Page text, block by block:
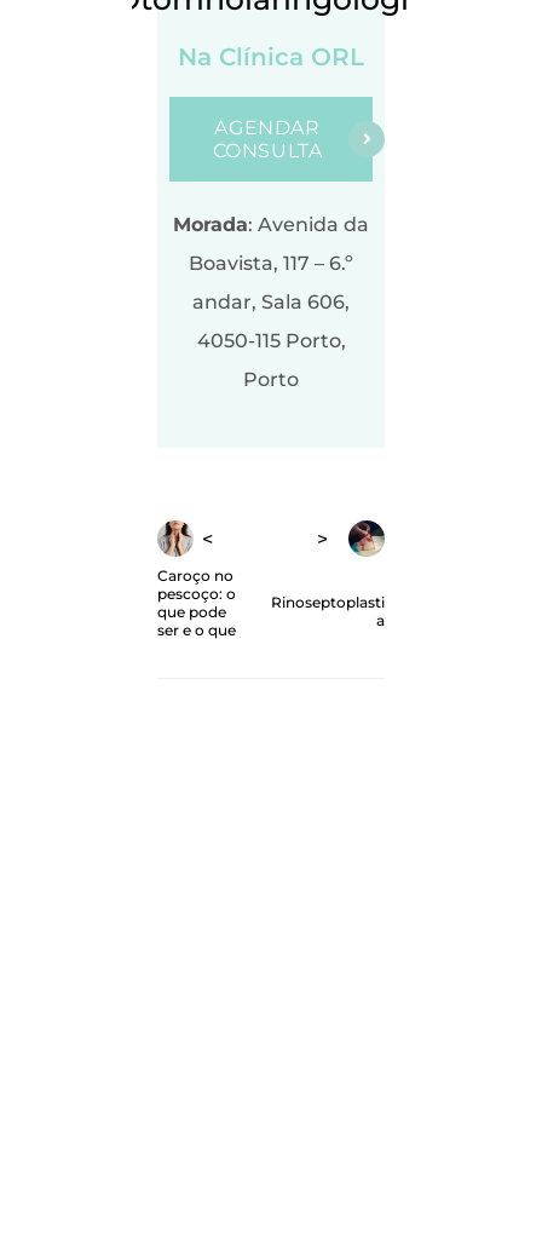
Na Clínica ORL
AGENDAR
CONSULTA
Morada: Avenida da
Boavista, 117 – 6.º
andar, Sala 606,
4050-115 Porto,
Porto
Caroço no
pescoço: o
que pode
ser e o que
Rinoseptoplasti
a